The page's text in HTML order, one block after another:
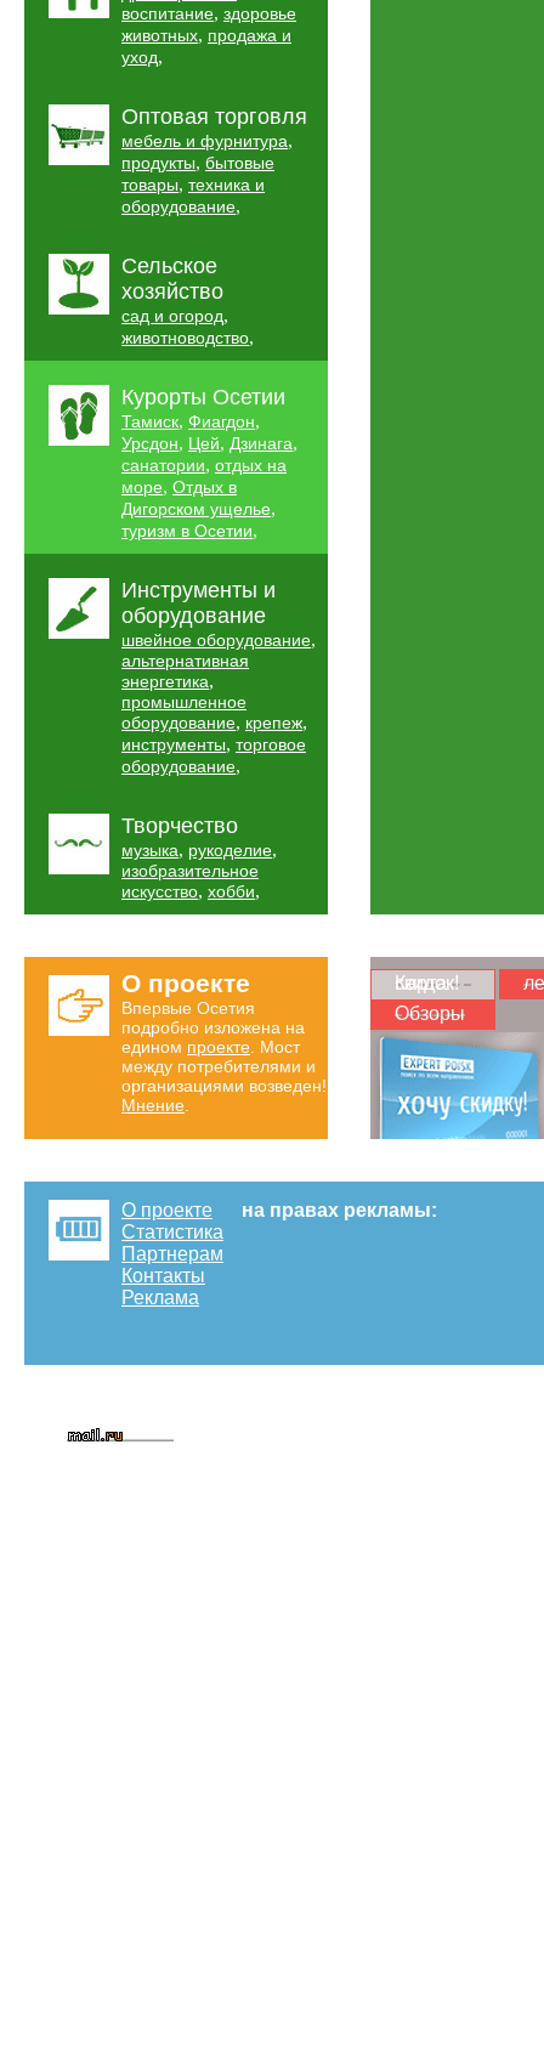
воспитание, здоровье
животных, продажа и
уход,
Оптовая торговля
мебель и фурнитура,
продукты, бытовые
товары, техника и
оборудование,
Сельское
хозяйство
сад и огород,
животноводство,
Курорты Осетии
Тамиск, Фиагдон,
Урсдон, Цей, Дзинага,
санатории, отдых на
море, Отдых в
Дигорском ущелье,
туризм в Осетии,
Инструменты и
оборудование
швейное оборудование,
альтернативная
энергетика,
промышленное
оборудование, крепеж,
инструменты, торговое
оборудование,
Творчество
музыка, рукоделие,
изобразительное
искусство, хобби,
О проекте
Впервые Осетия
подробно изложена на
едином проекте . Мост
между потребителями и
организациями возведен!
Мнение
Карта скидок!
Обзоры
О проекте
Статистика
Партнерам
Контакты
Реклама
на правах рекламы: